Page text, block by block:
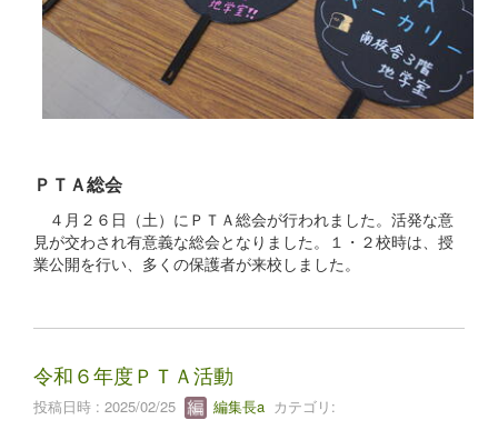
ＰＴＡ総会
４月２６日（土）にＰＴＡ総会が行われました。活発な意
見が交わされ有意義な総会となりました。１・２校時は、授
業公開を行い、多くの保護者が来校しました。
令和６年度ＰＴＡ活動
投稿日時 : 2025/02/25 編集長a カテゴリ: